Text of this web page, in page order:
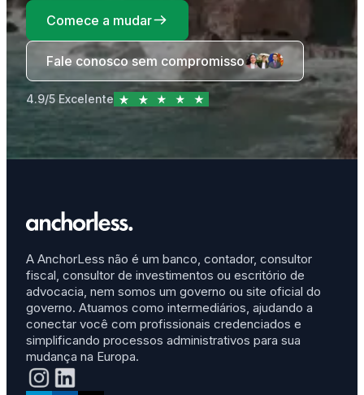
Comece a mudar
Fale conosco sem compromisso
4.9/5 Excelente
A AnchorLess não é um banco, contador, consultor
fiscal, consultor de investimentos ou escritório de
advocacia, nem somos um governo ou site oficial do
governo. Atuamos como intermediários, ajudando a
conectar você com profissionais credenciados e
simplificando processos administrativos para sua
mudança na Europa.